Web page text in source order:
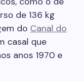
de 136 kg
do Canal do
casal que
anos 1970 e